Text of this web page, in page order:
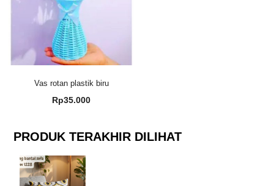
Vas rotan plastik biru
Rp35.000
PRODUK TERAKHIR DILIHAT